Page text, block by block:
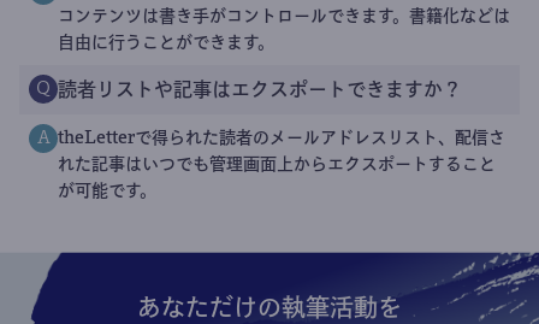
コンテンツは書き手がコントロールできます。書籍化などは
自由に行うことができます。
Q 読者リストや記事はエクスポートできますか？
A theLetterで得られた読者のメールアドレスリスト、配信さ
れた記事はいつでも管理画面上からエクスポートすること
が可能です。
あなただけの執筆活動を